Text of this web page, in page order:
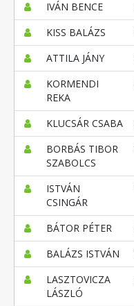
IVÁN BENCE
KISS BALÁZS
ATTILA JÁNY
KORMENDI
REKA
KLUCSÁR CSABA
BORBÁS TIBOR
SZABOLCS
ISTVÁN
CSINGÁR
BÁTOR PÉTER
BALÁZS ISTVÁN
LASZTOVICZA
LÁSZLÓ